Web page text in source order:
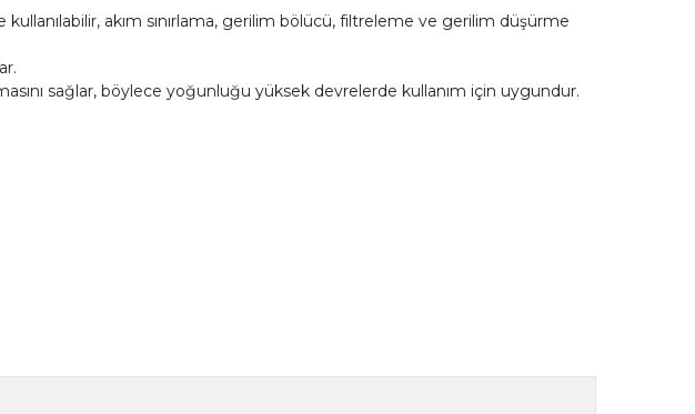
akım sınırlama, gerilim bölücü, filtreleme ve gerilim düşürme
sağlar, böylece yoğunluğu yüksek devrelerde kullanım için uygundur.